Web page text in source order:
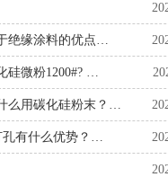
绝缘涂料的优点…
硅微粉1200#? …
么用碳化硅粉末？…
孔有什么优势？…